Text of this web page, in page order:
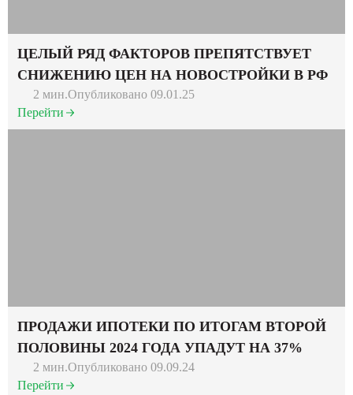
ЦЕЛЫЙ РЯД ФАКТОРОВ ПРЕПЯТСТВУЕТ
СНИЖЕНИЮ ЦЕН НА НОВОСТРОЙКИ В РФ
2 мин.Опубликовано 09.01.25
Перейти
ПРОДАЖИ ИПОТЕКИ ПО ИТОГАМ ВТОРОЙ
ПОЛОВИНЫ 2024 ГОДА УПАДУТ НА 37%
2 мин.Опубликовано 09.09.24
Перейти